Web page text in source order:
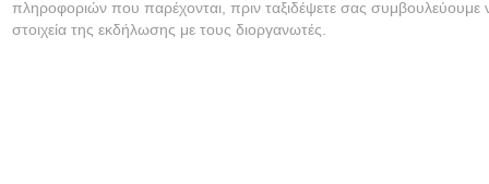
πληροφοριών που παρέχονται, πριν ταξιδέψετε σας συμβουλεύουμε
στοιχεία της εκδήλωσης με τους διοργανωτές.